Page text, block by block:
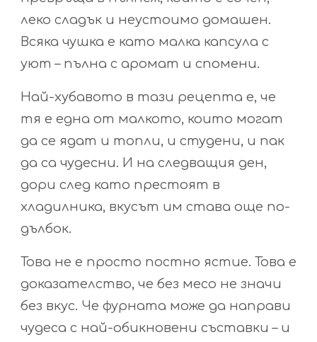
леко сладък и неустоимо домашен.
Всяка чушка е като малка капсула с
уют – пълна с аромат и спомени.
Най-хубавото в тази рецепта е, че
тя е една от малкото, които могат
да се ядат и топли, и студени, и пак
да са чудесни. И на следващия ден,
дори след като престоят в
хладилника, вкусът им става още по-
дълбок.
Това не е просто постно ястие. Това е
доказателство, че без месо не значи
без вкус. Че фурната може да направи
чудеса с най-обикновени съставки – и